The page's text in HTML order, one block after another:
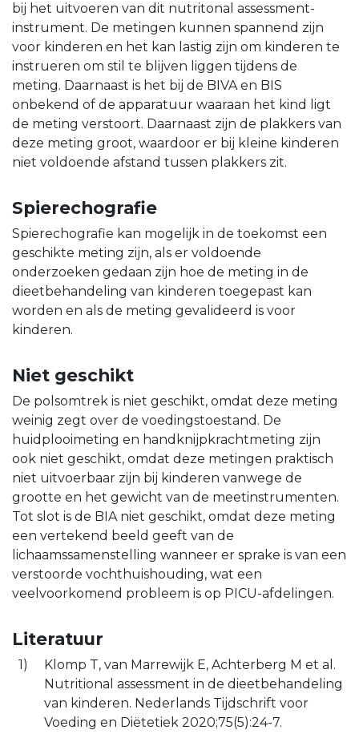
bij het uitvoeren van dit nutritonal assessment-
instrument. De metingen kunnen spannend zijn
voor kinderen en het kan lastig zijn om kinderen te
instrueren om stil te blijven liggen tijdens de
meting. Daarnaast is het bij de BIVA en BIS
onbekend of de apparatuur waaraan het kind ligt
de meting verstoort. Daarnaast zijn de plakkers van
deze meting groot, waardoor er bij kleine kinderen
niet voldoende afstand tussen plakkers zit.
Spierechografie
Spierechografie kan mogelijk in de toekomst een
geschikte meting zijn, als er voldoende
onderzoeken gedaan zijn hoe de meting in de
dieetbehandeling van kinderen toegepast kan
worden en als de meting gevalideerd is voor
kinderen.
Niet geschikt
De polsomtrek is niet geschikt, omdat deze meting
weinig zegt over de voedingstoestand. De
huidplooimeting en handknijpkrachtmeting zijn
ook niet geschikt, omdat deze metingen praktisch
niet uitvoerbaar zijn bij kinderen vanwege de
grootte en het gewicht van de meetinstrumenten.
Tot slot is de BIA niet geschikt, omdat deze meting
een vertekend beeld geeft van de
lichaamssamenstelling wanneer er sprake is van een
verstoorde vochthuishouding, wat een
veelvoorkomend probleem is op PICU-afdelingen.
Literatuur
Klomp T, van Marrewijk E, Achterberg M et al.
Nutritional assessment in de dieetbehandeling
van kinderen. Nederlands Tijdschrift voor
Voeding en Diëtetiek 2020;75(5):24-7.